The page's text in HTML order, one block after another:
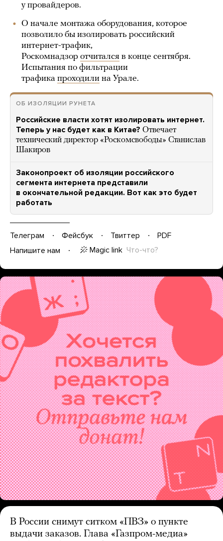
у провайдеров.
О начале монтажа оборудования, которое
позволило бы изолировать российский
интернет-трафик,
Роскомнадзор отчитался в конце сентября.
Испытания по фильтрации
трафика проходили на Урале.
ОБ ИЗОЛЯЦИИ РУНЕТА
Российские власти хотят изолировать интернет.
Теперь у нас будет как в Китае? Отвечает
технический директор «Роскомсвободы» Станислав
Шакиров
Законопроект об изоляции российского
сегмента интернета представили
в окончательной редакции. Вот как это будет
работать
Телеграм Фейсбук Твиттер
PDF
Напишите нам
Magic link Что-что?
В России снимут ситком «ПВЗ» о пункте
выдачи заказов. Глава «Газпром-медиа»